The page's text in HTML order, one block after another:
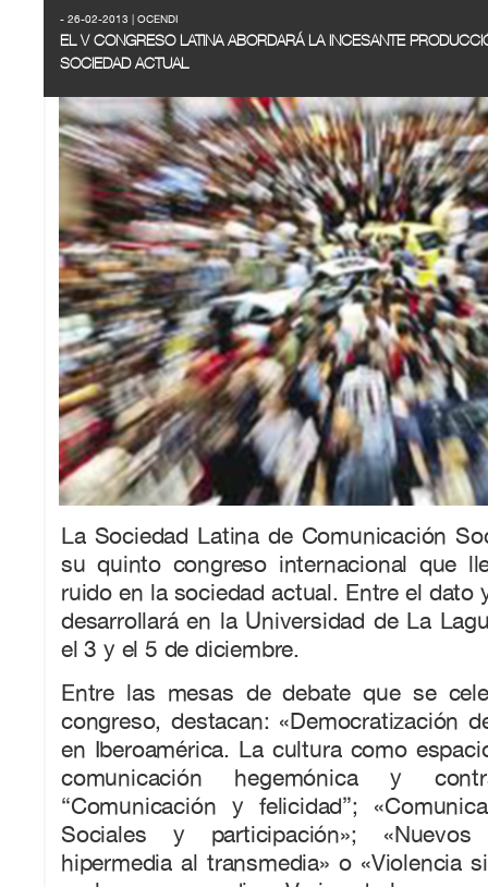
- 26-02-2013 | OCENDI
EL V CONGRESO LATINA ABORDARÁ LA INCESANTE
SOCIEDAD ACTUAL
La Sociedad Latina de Comunicación
su quinto congreso internacional que
ruido en la sociedad actual. Entre el dato
desarrollará en la Universidad de La
el 3 y el 5 de diciembre.
Entre las mesas de debate que se
congreso, destacan: «Democratización
en Iberoamérica. La cultura como
comunicación hegemónica y
“Comunicación y felicidad”;
Sociales y participación»;
hipermedia al transmedia» o «Violencia